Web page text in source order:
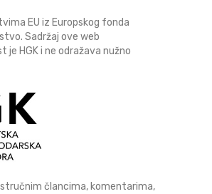
EU iz Europskog fonda
Sadržaj ove web
HGK i ne odražava nužno
stručnim člancima, komentarima,